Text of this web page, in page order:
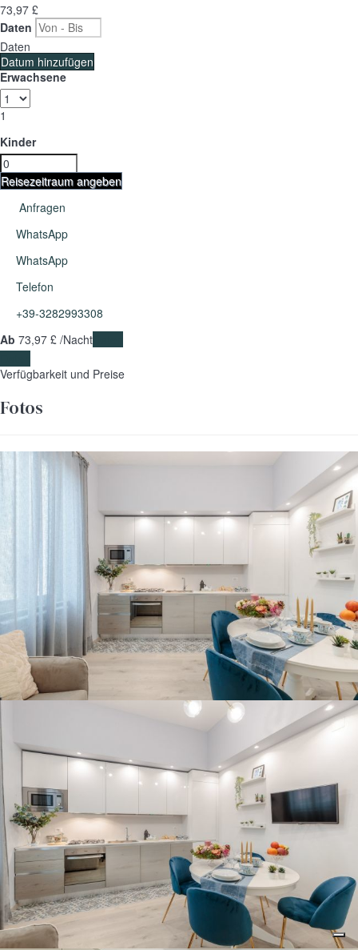
73,97 £
Daten
Daten
Datum hinzufügen
Erwachsene
1
Kinder
Reisezeitraum angeben
Anfragen
WhatsApp
WhatsApp
Telefon
+39-3282993308
Ab 73,97 £ /Nacht
Verfügbarkeit und Preise
Fotos